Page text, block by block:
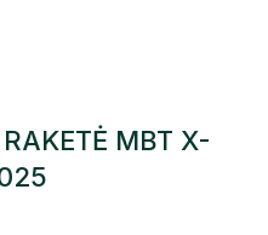
MBT X-